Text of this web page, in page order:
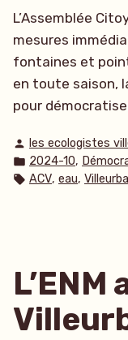
L’Assemblée
mesures
fontaines et
en toute saison,
pour
Publié
par
les ecologistes
Publié
dans
2024-10,
Étiquettes :
ACV, eau,